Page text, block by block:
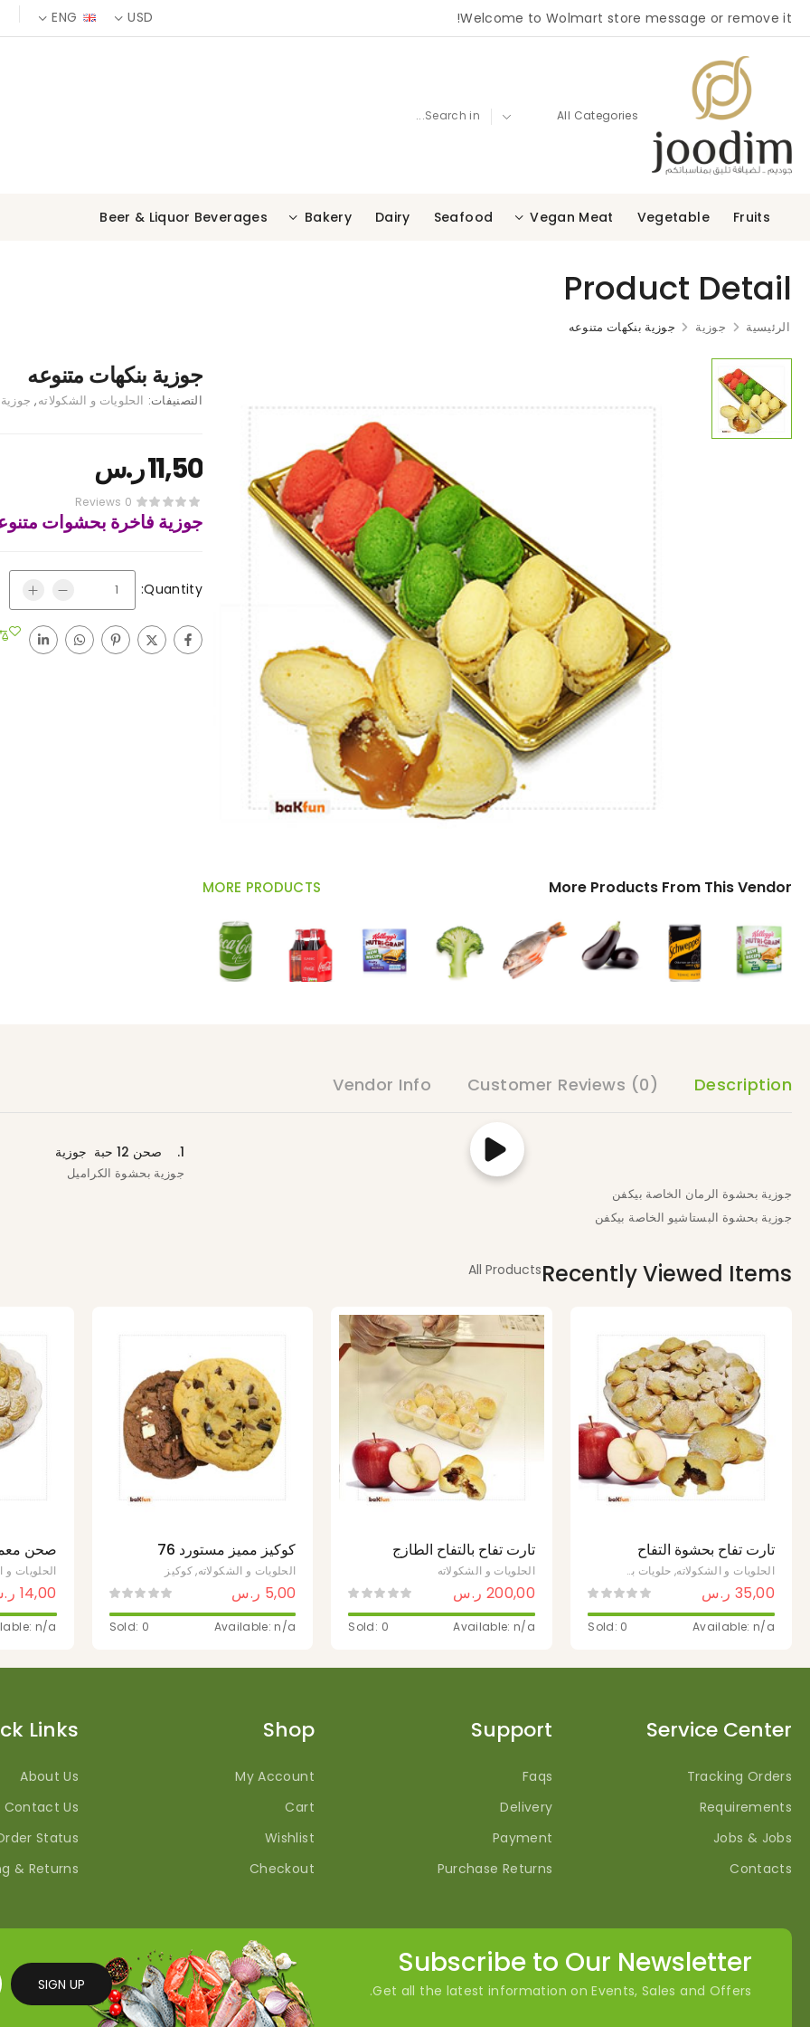
Welcome to Wolmart store message or remove it!
USD
ENG
Fruits
Vegetable
Vegan Meat
Seafood
Dairy
Bakery
Beverages
Beer & Liquor
Product Detail
الرئيسية جوزية جوزية بنكهات متنوعه
More Products From This Vendor
MORE PRODUCTS
جوزية بنكهات متنوعه
التصنيفات: الحلويات و الشكولاته, جوزية
11,50ر.س
0 Reviews
جوزية فاخرة بحشوات
Quantity:
Description
Customer Reviews (0)
Vendor Info
1. صحن 12 حبة جوزية
جوزية بحشوة الكراميل
جوزية بحشوة الرمان الخاصة بيكفن
جوزية بحشوة البستاشيو الخاصة بيكفن
Recently Viewed Items
All Products
تارت تفاح بحشوة التفاح
الطبيعي
الحلويات و الشكولاته, حلويات بدون سكر
35,00 ر.س
Available: n/a
Sold: 0
تارت تفاح بالتفاح الطازج
الحلويات و الشكولاته
200,00 ر.س
Available: n/a
Sold: 0
كوكيز مميز مستورد 76
غرام
الحلويات و الشكولاته,كوكيز
5,00 ر.س
Available: n/a
Sold: 0
صحن
المميزة
الحلويات و
14,00
n/a
Service Center
Tracking Orders
Requirements
Jobs & Jobs
Contacts
Support
Faqs
Delivery
Payment
Purchase Returns
Shop
My Account
Cart
Wishlist
Checkout
Links
About Us
Contact Us
Status
& Returns
Subscribe to Our Newsletter
Get all the latest information on Events, Sales and Offers.
SIGN UP